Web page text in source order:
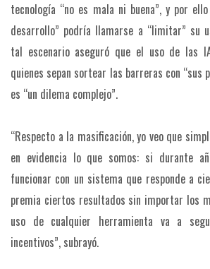
tecnología “no es mala ni buena”, y por
desarrollo” podría llamarse a “limitar” su
tal escenario aseguró que el uso de las
quienes sepan sortear las barreras con “sus
es “un dilema complejo”.
“Respecto a la masificación, yo veo que
en evidencia lo que somos: si durante
funcionar con un sistema que responde a
premia ciertos resultados sin importar los
uso de cualquier herramienta va a
incentivos”, subrayó.